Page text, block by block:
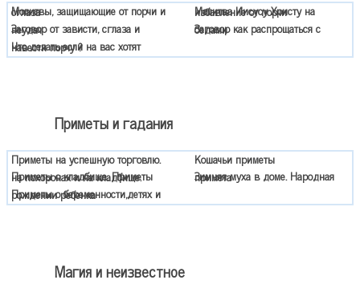
Молитвы, защищающие от порчи и сглаза
Молитва Иисусу Христу на избавление от порчи
Заговор от зависти, сглаза и неудач
Заговор как распрощаться с бедами
Что делать если на вас хотят навести порчу ?
Приметы и гадания
Приметы на успешную торговлю.
Кошачьи приметы
Приметы о кладбище. Приметы на похоронах и на кладбище.
Зимняя муха в доме. Народная примета
Приметы о беременности,детях и рождении ребенка
Магия и неизвестное